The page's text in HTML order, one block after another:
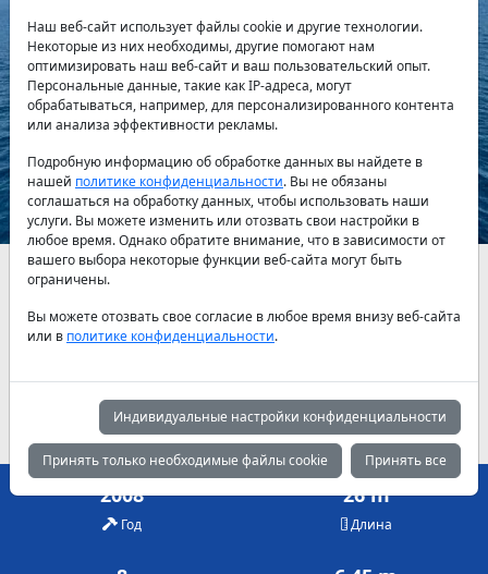
Previous Next
Наличие и актуальные цены по договоренности
Май
1,560 €
Июнь
2,040 €
Июль
2,400 € 2,040 € 1,560 €
2008
Год
26 m
Длина
Наш веб-сайт использует файлы cookie и другие технологии.
Некоторые из них необходимы, другие помогают нам
оптимизировать наш веб-сайт и ваш пользовательский опыт.
Персональные данные, такие как IP-адреса, могут
обрабатываться, например, для персонализированного контента
или анализа эффективности рекламы.
Подробную информацию об обработке данных вы найдете в
нашей политике конфиденциальности. Вы не обязаны
соглашаться на обработку данных, чтобы использовать наши
услуги. Вы можете изменить или отозвать свои настройки в
любое время. Однако обратите внимание, что в зависимости от
вашего выбора некоторые функции веб-сайта могут быть
ограничены.
Вы можете отозвать свое согласие в любое время внизу веб-сайта
или в политике конфиденциальности.
Индивидуальные настройки конфиденциальности
Принять только необходимые файлы cookie Принять все